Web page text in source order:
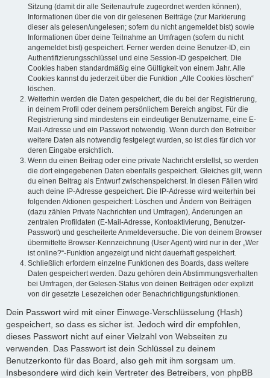
Sitzung (damit dir alle Seitenaufrufe zugeordnet werden können),
Informationen über die von dir gelesenen Beiträge (zur Markierung
dieser als gelesen/ungelesen; sofern du nicht angemeldet bist) sowie
Informationen über deine Teilnahme an Umfragen (sofern du nicht
angemeldet bist) gespeichert. Ferner werden deine Benutzer-ID, ein
Authentifizierungsschlüssel und eine Session-ID gespeichert. Die
Cookies haben standardmäßig eine Gültigkeit von einem Jahr. Alle
Cookies kannst du jederzeit über die Funktion „Alle Cookies löschen“
löschen.
Weiterhin werden die Daten gespeichert, die du bei der Registrierung,
in deinem Profil oder deinem persönlichem Bereich angibst. Für die
Registrierung sind mindestens ein eindeutiger Benutzername, eine E-
Mail-Adresse und ein Passwort notwendig. Wenn durch den Betreiber
weitere Daten als notwendig festgelegt wurden, so ist dies für dich vor
deren Eingabe ersichtlich.
Wenn du einen Beitrag oder eine private Nachricht erstellst, so werden
die dort eingegebenen Daten ebenfalls gespeichert. Gleiches gilt, wenn
du einen Beitrag als Entwurf zwischenspeicherst. In diesen Fällen wird
auch deine IP-Adresse gespeichert. Die IP-Adresse wird weiterhin bei
folgenden Aktionen gespeichert: Löschen und Ändern von Beiträgen
(dazu zählen Private Nachrichten und Umfragen), Änderungen an
zentralen Profildaten (E-Mail-Adresse, Kontoaktivierung, Benutzer-
Passwort) und gescheiterte Anmeldeversuche. Die von deinem Browser
übermittelte Browser-Kennzeichnung (User Agent) wird nur in der „Wer
ist online?“-Funktion angezeigt und nicht dauerhaft gespeichert.
Schließlich erfordern einzelne Funktionen des Boards, dass weitere
Daten gespeichert werden. Dazu gehören dein Abstimmungsverhalten
bei Umfragen, der Gelesen-Status von deinen Beiträgen oder explizit
von dir gesetzte Lesezeichen oder Benachrichtigungsfunktionen.
Dein Passwort wird mit einer Einwege-Verschlüsselung (Hash)
gespeichert, so dass es sicher ist. Jedoch wird dir empfohlen,
dieses Passwort nicht auf einer Vielzahl von Webseiten zu
verwenden. Das Passwort ist dein Schlüssel zu deinem
Benutzerkonto für das Board, also geh mit ihm sorgsam um.
Insbesondere wird dich kein Vertreter des Betreibers, von phpBB